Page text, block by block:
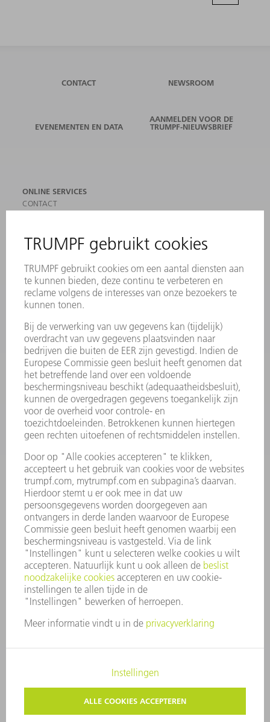
CONTACT NEWSROOM
EVENEMENTEN EN DATA
AANMELDEN VOOR DE
TRUMPF-NIEUWSBRIEF
ONLINE SERVICES
CONTACT
AANMELDEN VOOR NIEUWSBRIEF
MYTRUMPF
VEILIGHEIDSGEGEVENSBLADEN
PRODUCTEN
MACHINES & SYSTEMEN
LASER
ELEKTROGEREEDSCHAP
SMART FACTORY
SOFTWARE
SERVICES
TOEPASSINGEN
SECTOREN
ONDERNEMING
CARRIÈRE
VACATURES
BEDRIJFSPROFIEL
JAARVERSLAG
BEDRIJFSPRINCIPES
COMPLIANCE
KLOKKENLUIDERSYSTEEM
BEVEILIGING
PERSBERICHTEN
TIJDSCHRIFTEN
DUURZAAMHEID
MILIEU EN KLIMAAT
SAMENLEVING EN ONDERNEMING
BEDRIJFSVOERING
GEGEVENSBESCHERMING
COPYRIGHT EN LOGO
ALGEMENE VOORWAARDEN
PRIVACY-INSTELLINGEN